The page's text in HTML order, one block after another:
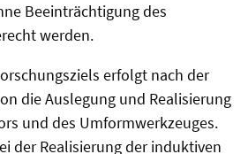
Beeinträchtigung des
werden.
erfolgt nach der
die Auslegung und Realisierung
und des Umformwerkzeuges.
der Realisierung der induktiven